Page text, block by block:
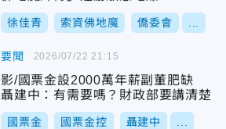
徐佳青 索資佛地魔 僑委會
要聞
影/國票金設2000萬年薪副董肥缺
聶建中：有需要嗎？財政部要講清楚
國票金 國票金控 聶建中
2026/07/22 21:15